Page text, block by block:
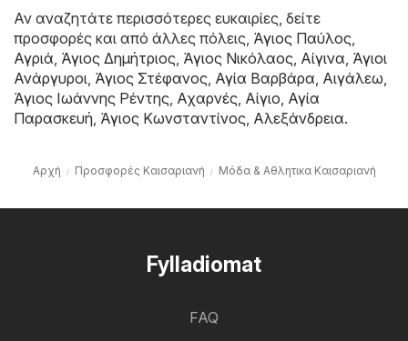
Αν αναζητάτε περισσότερες ευκαιρίες, δείτε
προσφορές και από άλλες πόλεις, Άγιος Παύλος,
Αγριά, Άγιος Δημήτριος, Άγιος Νικόλαος, Αίγινα, Άγιοι
Ανάργυροι, Άγιος Στέφανος, Αγία Βαρβάρα, Αιγάλεω,
Άγιος Ιωάννης Ρέντης, Αχαρνές, Αίγιο, Αγία
Παρασκευή, Άγιος Κωνσταντίνος, Αλεξάνδρεια.
Αρχή Προσφορές Καισαριανή Μόδα & Aθλητικα Καισαριανή
Fylladiomat
FAQ